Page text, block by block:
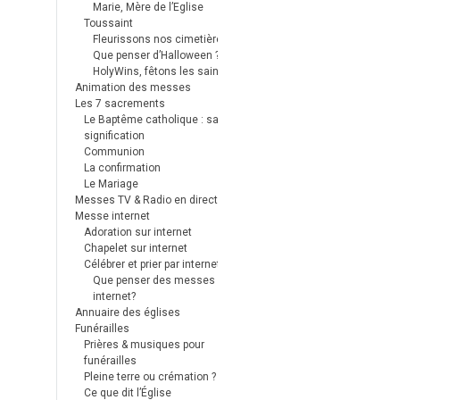
Marie, Mère de l’Eglise
Toussaint
Fleurissons nos cimetières
Que penser d’Halloween ?
HolyWins, fêtons les saints !
Animation des messes
Les 7 sacrements
Le Baptême catholique : sa
signification
Communion
La confirmation
Le Mariage
Messes TV & Radio en direct
Messe internet
Adoration sur internet
Chapelet sur internet
Célébrer et prier par internet
Que penser des messes
internet?
Annuaire des églises
Funérailles
Prières & musiques pour
funérailles
Pleine terre ou crémation ?
Ce que dit l’Église